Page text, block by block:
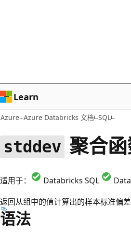
容
Learn
Azure Azure Databricks 文档 SQL
stddev 聚合
适用于： Databricks SQL
返回从组中的值计算出的样本标准偏
语法